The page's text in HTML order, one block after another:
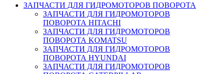
ЗАПЧАСТИ ДЛЯ ГИДРОМОТОРОВ ПОВОРОТА
ЗАПЧАСТИ ДЛЯ ГИДРОМОТОРОВ
ПОВОРОТА HITACHI
ЗАПЧАСТИ ДЛЯ ГИДРОМОТОРОВ
ПОВОРОТА KOMATSU
ЗАПЧАСТИ ДЛЯ ГИДРОМОТОРОВ
ПОВОРОТА HYUNDAI
ЗАПЧАСТИ ДЛЯ ГИДРОМОТОРОВ